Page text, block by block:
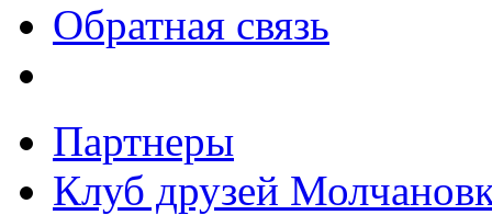
Обратная связь
Партнеры
Клуб друзей